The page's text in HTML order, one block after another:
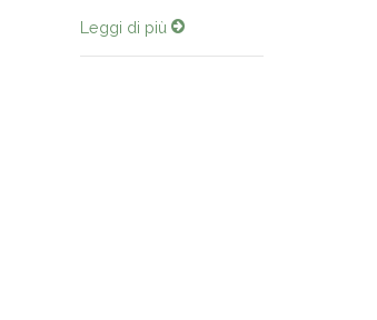
Leggi di più